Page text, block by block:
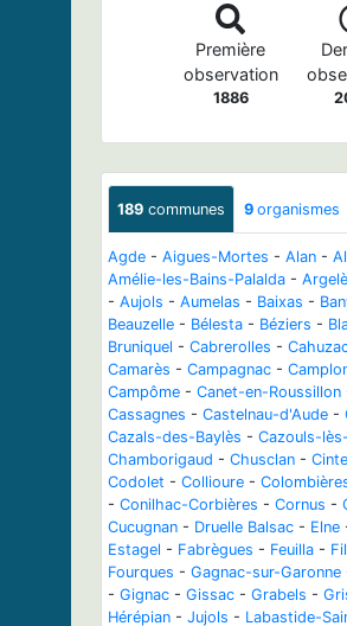
Première
observation
1886
189 communes 9 organismes
Agde - Aigues-Mortes - Alan -
Amélie-les-Bains-Palalda -
- Aujols - Aumelas - Baixas -
Beauzelle - Bélesta - Béziers -
Bruniquel - Cabrerolles -
Camarès - Campagnac -
Campôme - Canet-en-Roussillon
Cassagnes - Castelnau-d'Aude -
Cazals-des-Baylès - Cazouls-
Chamborigaud - Chusclan -
Codolet - Collioure -
- Conilhac-Corbières - Cornus -
Cucugnan - Druelle Balsac - Elne
Estagel - Fabrègues - Feuilla -
Fourques - Gagnac-sur-Garonne
- Gignac - Gissac - Grabels -
Hérépian - Jujols - Labastide-